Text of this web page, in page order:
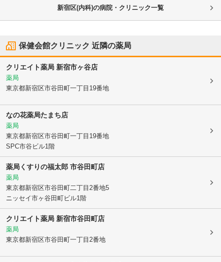
新宿区(内科)の病院・クリニック一覧
保健会館クリニック 近隣の薬局
クリエイト薬局 新宿市ヶ谷店
薬局
東京都新宿区市谷田町一丁目19番地
なの花薬局たまち店
薬局
東京都新宿区市谷田町一丁目19番地
SPC市谷ビル1階
薬局くすりの福太郎 市谷田町店
薬局
東京都新宿区市谷田町二丁目2番地5
ニッセイ市ヶ谷田町ビル1階
クリエイト薬局 新宿市谷田町店
薬局
東京都新宿区市谷田町一丁目2番地